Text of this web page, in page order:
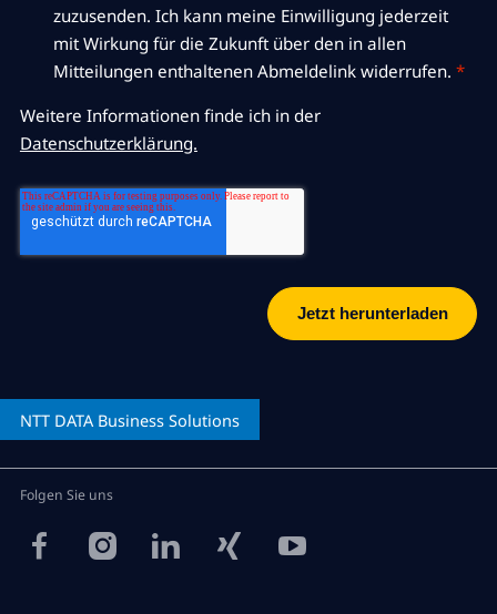
zuzusenden. Ich kann meine Einwilligung jederzeit
mit Wirkung für die Zukunft über den in allen
Mitteilungen enthaltenen Abmeldelink widerrufen. *
Weitere Informationen finde ich in der
Datenschutzerklärung.
NTT DATABusiness Solutions
Folgen Sie uns